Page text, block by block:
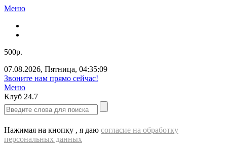
Меню
500р.
07.08.2026, Пятница, 04:35:10
ВЫЕЗД cантехника - 500 РУБЛЕЙ!!!
Меню
Клуб 24.7
Нажимая на кнопку , я даю согласие на обработку
персональных данных